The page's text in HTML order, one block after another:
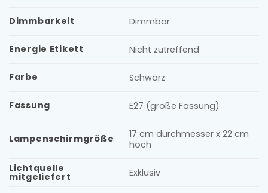
Dimmbarkeit Dimmbar
Energie Etikett Nicht zutreffend
Farbe Schwarz
Fassung E27 (große Fassung)
Lampenschirmgröße
17 cm durchmesser x 22 cm
hoch
Lichtquelle
mitgeliefert Exklusiv